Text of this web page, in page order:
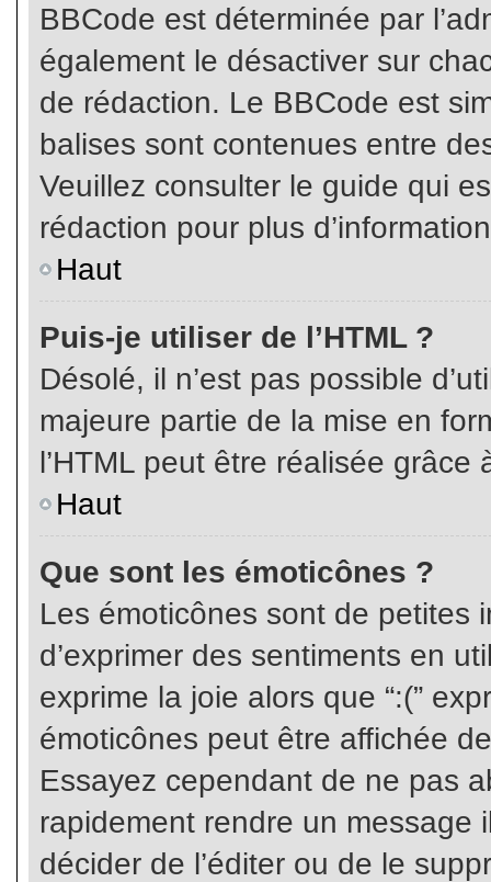
BBCode est déterminée par
également le désactiver sur
de rédaction. Le BBCode est
balises sont contenues entre
Veuillez consulter le guide qui
rédaction pour plus
Haut
Puis-je utiliser de l’HTML ?
Désolé, il n’est pas possible
majeure partie de la mise en
l’HTML peut être réalisée grâce
Haut
Que sont les émoticônes ?
Les émoticônes sont de petites
d’exprimer des sentiments en
exprime la joie alors que “:(”
émoticônes peut être affichée
Essayez cependant de ne pas
rapidement rendre un message
décider de l’éditer ou de le